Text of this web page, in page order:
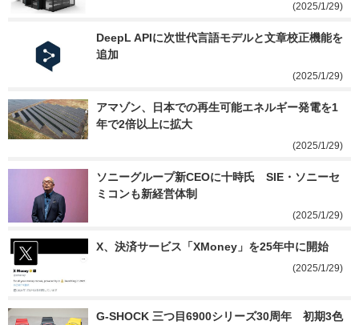
(2025/1/29)
DeepL APIに次世代言語モデルと文章校正機能を
追加
(2025/1/29)
アマゾン、日本での再生可能エネルギー発電を1
年で2倍以上に拡大
(2025/1/29)
ソニーグループ新CEOに十時氏　SIE・ソニーセ
ミコンも新経営体制
(2025/1/29)
X、決済サービス「XMoney」を25年中に開始
(2025/1/29)
G-SHOCK 三つ目6900シリーズ30周年　初期3色